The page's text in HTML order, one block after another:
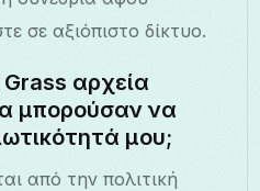
σε αξιόπιστο δίκτυο.
αρχεία
μπορούσαν να
μου;
από την πολιτική